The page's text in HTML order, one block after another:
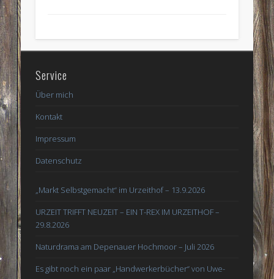
Service
Über mich
Kontakt
Impressum
Datenschutz
„Markt Selbstgemacht“ im Urzeithof – 13.9.2026
URZEIT TRIFFT NEUZEIT – EIN T-REX IM URZEITHOF –
29.8.2026
Naturdrama am Depenauer Hochmoor – Juli 2026
Es gibt noch ein paar „Handwerkerbücher“ von Uwe-